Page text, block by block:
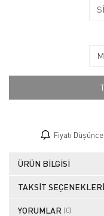
Fiyatı
ÜRÜN BILGISI
TAKSIT SEÇENEKLERI
YORUMLAR (0)